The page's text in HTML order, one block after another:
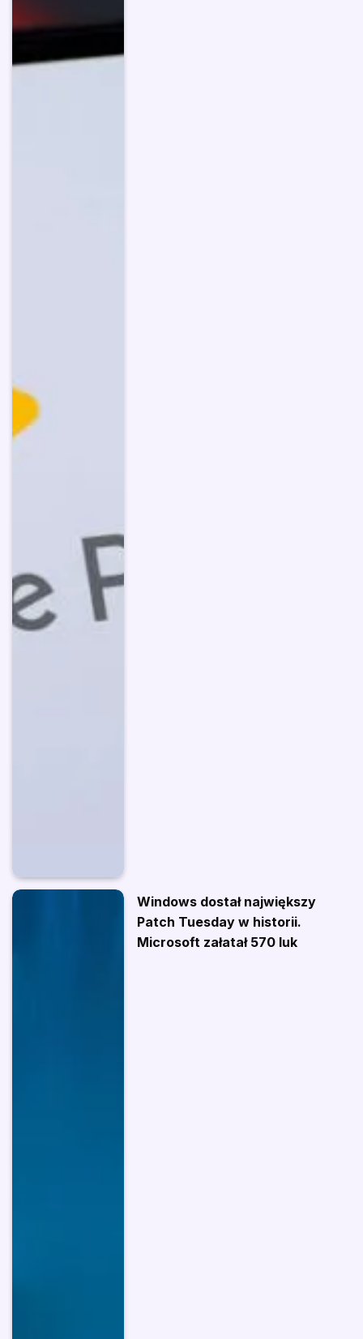
Windows dostał największy
Patch Tuesday w historii.
Microsoft załatał 570 luk